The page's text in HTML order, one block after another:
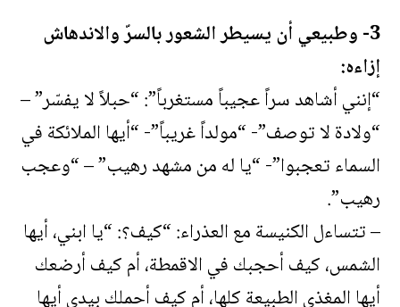
3- وطبيعي أن يسيطر الشعور بالسرّ والاندهاش
إزاءه:
“إنني أشاهد سراً عجيباً مستغرباً”: “حبلاً لا يفسّر” –
“ولادة لا توصف”- “مولداً غريباً”- “أيها الملائكة في
السماء تعجبوا”- “يا له من مشهد رهيب” – “وعجب
رهيب”.
– تتساءل الكنيسة مع العذراء: “كيف؟: “يا ابني، أيها
الشمس، كيف أحجبك في الاقمطة، أم كيف أرضعك
أيها المغذي الطبيعة كلها، أم كيف أحملك بيدي أيها